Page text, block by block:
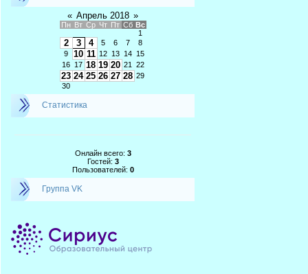
« Апрель 2018 »
Пн Вт Ср Чт Пт Сб Вс
1
2 3 4 5 6 7
8
9
10 11 12 13 14
15
16
17 18 19 20 21 22
23 24 25 26 27 28 29
30
Статистика
Онлайн всего: 3
Гостей: 3
Пользователей: 0
Группа VK